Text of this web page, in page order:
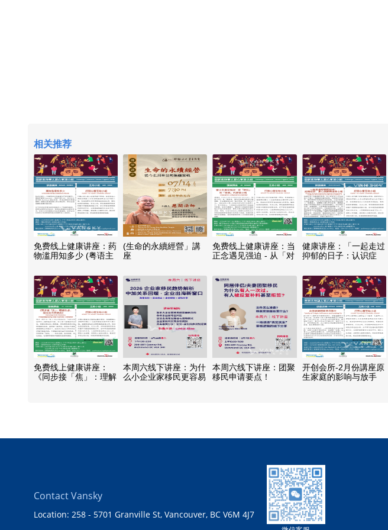
相关推荐
免费线上健康讲座：药
物滥用知多少 (粤语主
(生命的永續經營」講
座
免费线上健康讲座：当
正念遇见强迫 - 从「对
之路
健康讲座：「一起走过
抑郁的日子：认识症
路」 (国、粤语主讲)
免费线上健康讲座：
《同步接「焦」：理解
本周六线下讲座：为什
么小企业家移民更容易
本周六线下讲座：团聚
移民申请要点！
开创会所-2月份講座原
生家庭的影响与放手
Contact Vansky
Location: 258 - 5701 Granville St, Vancouver, BC V6M 4J7